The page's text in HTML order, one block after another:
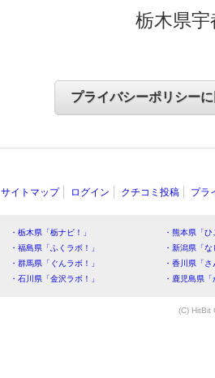
栃木県
サイトマップ ログイン クチコミ投稿 プラ
・栃木県「栃ナビ！」
・熊本県「
・福島県「ふくラボ！」
・新潟県「
・群馬県「ぐんラボ！」
・香川県「
・石川県「金沢ラボ！」
・鹿児島県
(C) HitBit